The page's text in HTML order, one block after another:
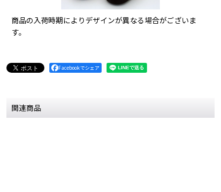
商品の入荷時期によりデザインが異なる場合がございま
す。
Facebookでシェア
関連商品